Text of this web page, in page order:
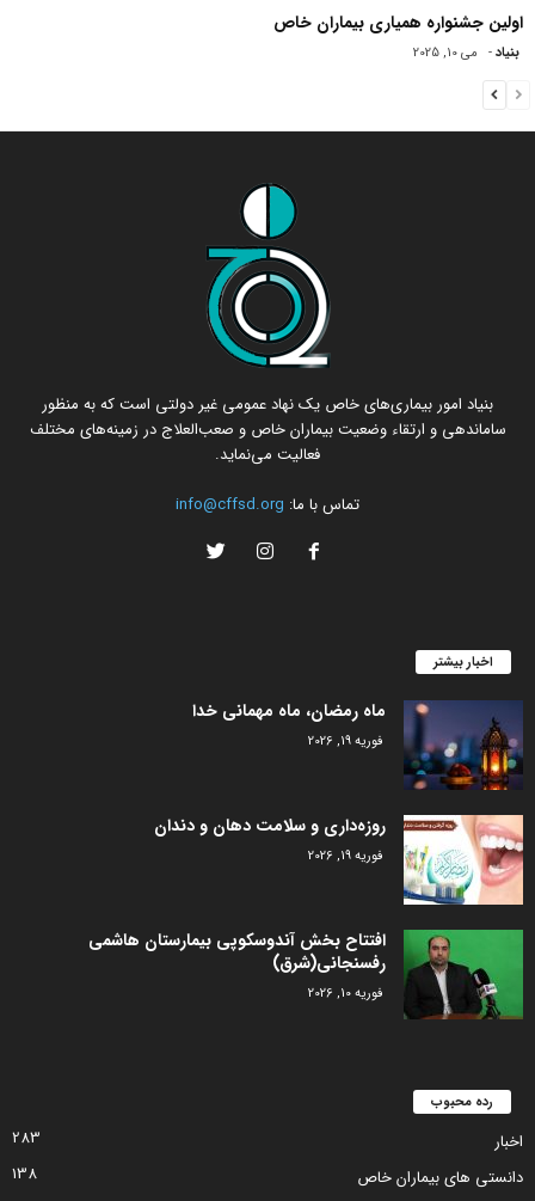
اولین جشنواره همیاری بیماران خاص
بنیاد- می 10, 2025
بنیاد امور بیماری‌های خاص یک نهاد عمومی غیر دولتی است که به منظور
ساماندهی و ارتقاء وضعیت بیماران خاص و صعب‌العلاج در زمینه‌های مختلف
فعالیت می‌نماید.
تماس با ما: info@cffsd.org
اخبار بیشتر
ماه رمضان، ماه مهمانی خدا
فوریه 19, 2026
روزه‌داری و سلامت دهان و دندان
فوریه 19, 2026
افتتاح بخش آندوسکوپی بیمارستان هاشمی
رفسنجانی(شرق)
فوریه 10, 2026
رده محبوب
اخبار
283
دانستی های بیماران خاص
138